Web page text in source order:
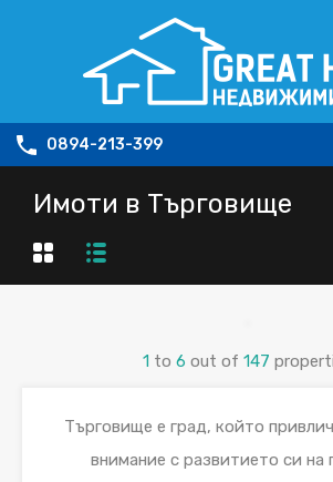
0894-213-399
Имоти в Търговище
1 to 6 out of 147
Търговище е град, който
внимание с развитието си на